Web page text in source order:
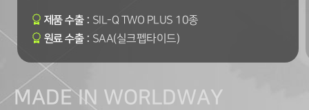
제품 수출 : SIL-Q TWO PLUS 10종
원료 수출 : SAA(실크펩타이드)
MADE IN WORLDWAY